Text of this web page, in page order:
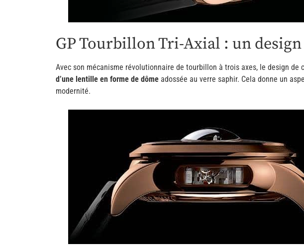
GP Tourbillon Tri-Axial : un
Avec son mécanisme révolutionnaire de tourbillon à trois axes, le design
d’une lentille en forme de dôme adossée au verre saphir. Cela donne un
modernité.